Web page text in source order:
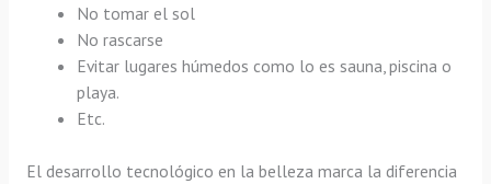
No tomar el sol
No rascarse
Evitar lugares húmedos como lo es sauna, piscina o
playa.
Etc.
El desarrollo tecnológico en la belleza marca la diferencia